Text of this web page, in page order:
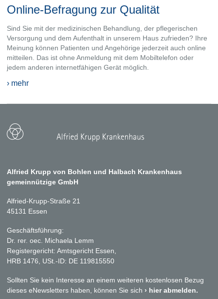
Online-Befragung zur Qualität
Sind Sie mit der medizinischen Behandlung, der pflegerischen
Versorgung und dem Aufenthalt in unserem Haus zufrieden? Ihre
Meinung können Patienten und Angehörige jederzeit auch online
mitteilen. Das ist ohne Anmeldung mit dem Mobiltelefon oder
jedem anderen internetfähigen Gerät möglich.
› mehr
Alfried Krupp von Bohlen und Halbach Krankenhaus
gemeinnützige GmbH
Alfried-Krupp-Straße 21
45131 Essen
Geschäftsführung:
Dr. rer. oec. Michaela Lemm
Registergericht: Amtsgericht Essen,
HRB 1476, USt.-ID: DE 119815550
Sollten Sie kein Interesse an einem weiteren kostenlosen Bezug
dieses eNewsletters haben, können Sie sich › hier abmelden.